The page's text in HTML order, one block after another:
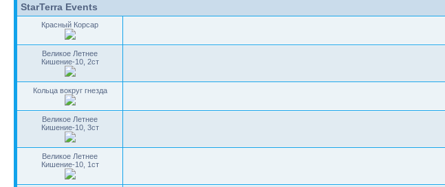
StarTerra Events
Красный Корсар
Великое Летнее
Кишение-10, 2ст
Кольца вокруг гнезда
Великое Летнее
Кишение-10, 3ст
Великое Летнее
Кишение-10, 1ст